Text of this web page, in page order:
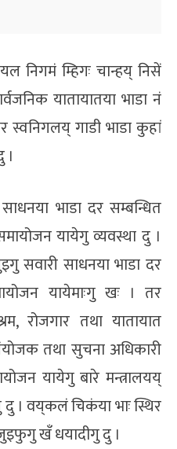
निगमं म्हिगः चान्हय् निसें
यातायातया भाडा नं
स्वनिगलय् गाडी भाडा कुहां
भाडा दर सम्बन्धित
यायेगु व्यवस्था दु ।
सवारी साधनया भाडा दर
यायेमाःगु खः । तर
रोजगार तथा यातायात
तथा सुचना अधिकारी
यायेगु बारे मन्त्रालयय्
। वय्‌कलं चिकंया भाः स्थिर
खँ धयादीगु दु ।